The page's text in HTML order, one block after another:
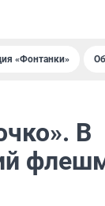
«Фонтанки»
В